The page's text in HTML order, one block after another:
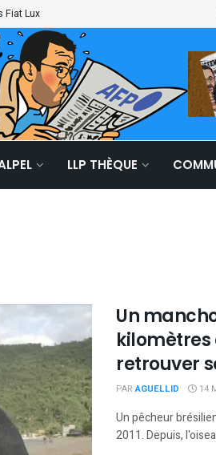
Fiat Lux
LLP THÈQUE
Un
retrouver
PAR AGUELLID 14
Un pêcheur
2011. Depuis,